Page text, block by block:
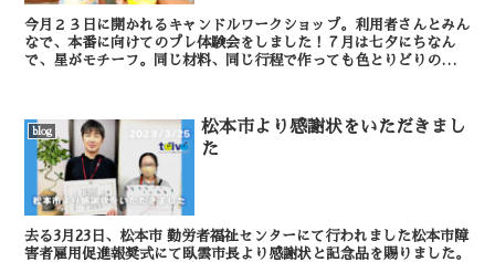
今月２３日に開かれるキャンドルワークショップ。利用者さんとみん
なで、本番に向けてのプレ体験会をしました！７月は七夕にちなん
で、星がモチーフ。同じ材料、同じ行程で作っても色とりどりの個性
blog
松本市より感謝状をいただきまし
た
去る3月23日、松本市 勤労者福祉センターにて行われました松本市障
害者雇用促進報奨式にて臥雲市長より感謝状と記念品を賜りました。